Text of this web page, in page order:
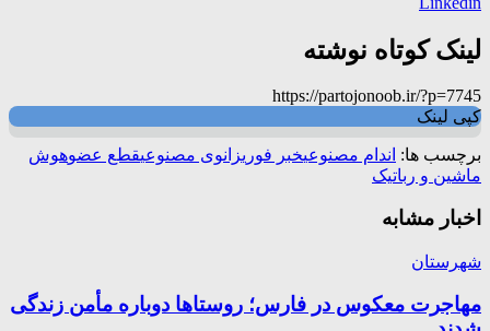
لینک کوتاه نوشته
https://partojonoob.ir/?p=7745
کپی لینک
برچسب ها: اندام مصنوعیخبر فوریزانوی مصنوعیقطع عضوهوش
ماشین و رباتیک
اخبار مشابه
شهرستان
مهاجرت معکوس در فارس؛ روستاها دوباره مأمن زندگی